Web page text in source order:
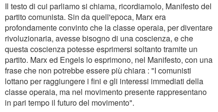
Il testo di cui parliamo si chiama, ricordiamolo, Manifesto del
partito comunista. Sin da quell'epoca, Marx era
profondamente convinto che la classe operaia, per diventare
rivoluzionaria, avesse bisogno di una coscienza, e che
questa coscienza potesse esprimersi soltanto tramite un
partito. Marx ed Engels lo esprimono, nel Manifesto, con una
frase che non potrebbe essere più chiara : "I comunisti
lottano per raggiungere i fini e gli interessi immediati della
classe operaia, ma nel movimento presente rappresentano
in pari tempo il futuro del movimento".